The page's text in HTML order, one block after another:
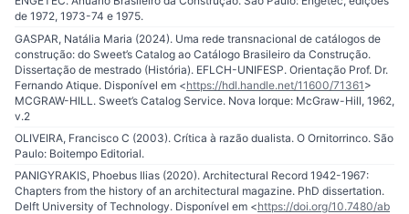
de 1972, 1973-74 e 1975.
GASPAR, Natália Maria (2024). Uma rede transnacional de catálogos de
construção: do Sweet’s Catalog ao Catálogo Brasileiro da Construção.
Dissertação de mestrado (História). EFLCH-UNIFESP. Orientação Prof. Dr.
Fernando Atique. Disponível em <https://hdl.handle.net/11600/71361 >
MCGRAW-HILL. Sweet’s Catalog Service. Nova Iorque: McGraw-Hill, 1962,
v.2
OLIVEIRA, Francisco C (2003). Crítica à razão dualista. O Ornitorrinco. São
Paulo: Boitempo Editorial.
PANIGYRAKIS, Phoebus Ilias (2020). Architectural Record 1942-1967:
Chapters from the history of an architectural magazine. PhD dissertation.
Delft University of Technology. Disponível em <https://doi.org/10.7480/ab